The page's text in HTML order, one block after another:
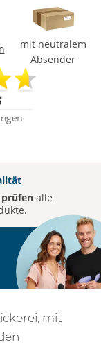
mit neutralem
Absender
prüfen alle
mit